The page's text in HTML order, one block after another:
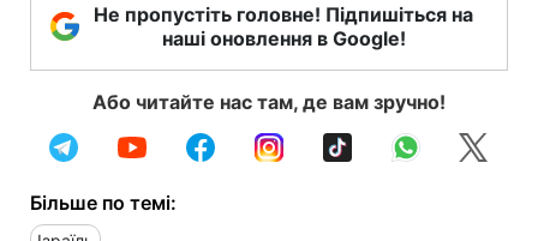
Не пропустіть головне! Підпишіться на
наші оновлення в Google!
Або читайте нас там, де вам зручно!
Більше по темі: